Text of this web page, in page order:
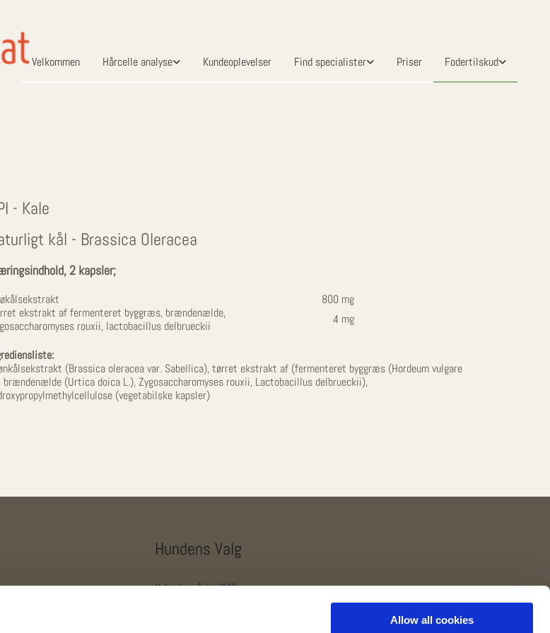
Allow all cookies
Velkommen Hårcelle analyse Kundeoplevelser Find specialister Priser Fodertilskud
- Kale
kål - Brassica Oleracea
2 kapsler;
800 mg
ekstrakt af fermenteret byggræs, brændenælde,
rouxii, lactobacillus delbrueckii
4 mg
(Brassica oleracea var. Sabellica), tørret ekstrakt af (fermenteret byggræs (Hordeum vulgare
brændenælde (Urtica doica L.), Zygosaccharomyses rouxii, Lactobacillus delbrueckii),
(vegetabilske kapsler)
Hundens Valg
Holmstrupgårdvej 246